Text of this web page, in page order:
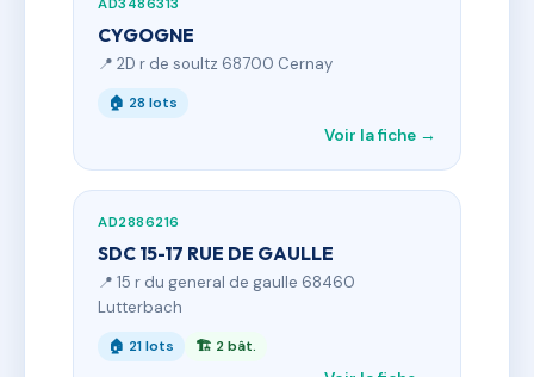
AD3486313
CYGOGNE
📍 2D r de soultz 68700 Cernay
🏠 28 lots
Voir la fiche →
AD2886216
SDC 15-17 RUE DE GAULLE
📍 15 r du general de gaulle 68460
Lutterbach
🏠 21 lots 🏗 2 bât.